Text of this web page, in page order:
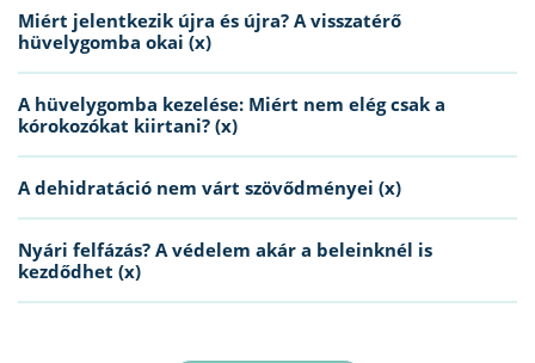
Miért jelentkezik újra és újra? A visszatérő
hüvelygomba okai (x)
A hüvelygomba kezelése: Miért nem elég csak a
kórokozókat kiirtani? (x)
A dehidratáció nem várt szövődményei (x)
Nyári felfázás? A védelem akár a beleinknél is
kezdődhet (x)